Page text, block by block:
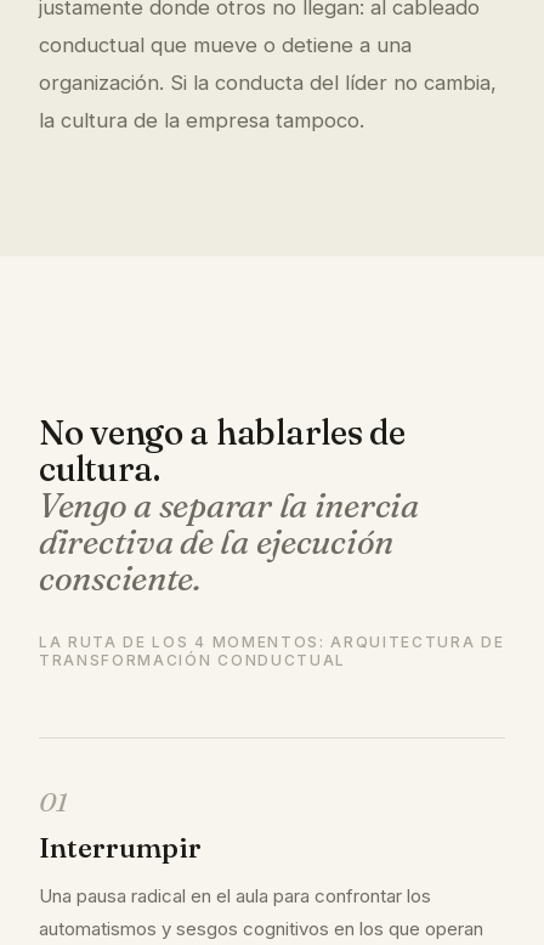
justamente donde otros no llegan: al cableado
conductual que mueve o detiene a una
organización. Si la conducta del líder no cambia,
la cultura de la empresa tampoco.
No vengo a hablarles de
cultura.
Vengo a separar la inercia
directiva de la ejecución
consciente.
LA RUTA DE LOS 4 MOMENTOS: ARQUITECTURA DE
TRANSFORMACIÓN CONDUCTUAL
01
Interrumpir
Una pausa radical en el aula para confrontar los
automatismos y sesgos cognitivos en los que operan